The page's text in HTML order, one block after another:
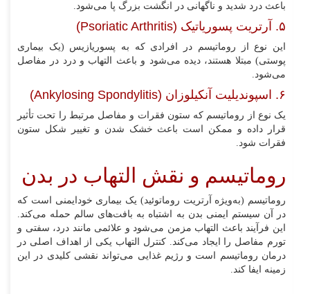
باعث درد شدید و ناگهانی در انگشت بزرگ پا می‌شود.
۵. آرتریت پسوریاتیک (Psoriatic Arthritis)
این نوع از روماتیسم در افرادی که به پسوریازیس (یک بیماری
پوستی) مبتلا هستند، دیده می‌شود و باعث التهاب و درد در مفاصل
می‌شود.
۶. اسپوندیلیت آنکیلوزان (Ankylosing Spondylitis)
یک نوع از روماتیسم که ستون فقرات و مفاصل مرتبط را تحت تأثیر
قرار داده و ممکن است باعث خشک شدن و تغییر شکل ستون
فقرات شود.
روماتیسم و نقش التهاب در بدن
روماتیسم (به‌ویژه آرتریت روماتوئید) یک بیماری خودایمنی است که
در آن سیستم ایمنی بدن به اشتباه به بافت‌های سالم حمله می‌کند.
این فرآیند باعث التهاب مزمن می‌شود و علائمی مانند درد، سفتی و
تورم مفاصل را ایجاد می‌کند. کنترل التهاب یکی از اهداف اصلی در
درمان روماتیسم است و رژیم غذایی می‌تواند نقشی کلیدی در این
زمینه ایفا کند.